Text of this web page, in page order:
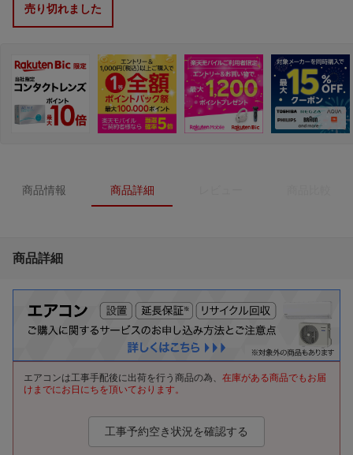
売り切れました
商品情報 商品詳細
商品詳細
エアコンは工事手配後に出荷を行う商品の為、 在庫がある商品でもお届
けまでにお日にちを頂いております。
工事予約空き状況を確認する